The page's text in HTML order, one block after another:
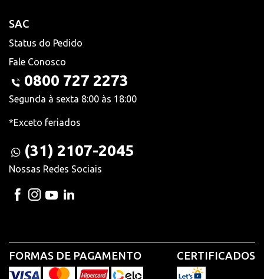
SAC
Status do Pedido
Fale Conosco
0800 727 2273
Segunda à sexta 8:00 às 18:00
*Exceto feriados
(31) 2107-2045
Nossas Redes Sociais
FORMAS DE PAGAMENTO CERTIFICADOS